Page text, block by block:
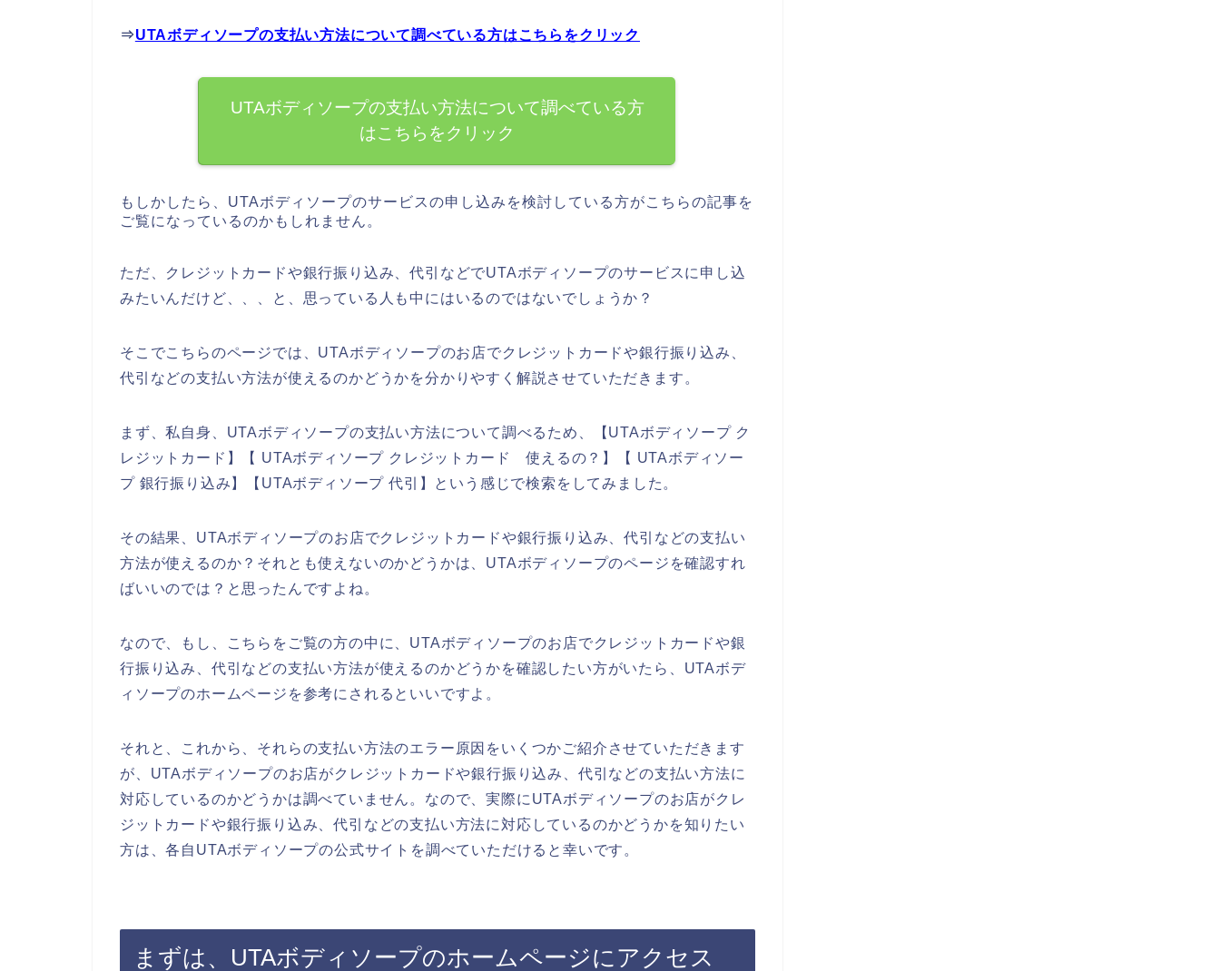
⇒UTAボディソープの支払い方法について調べている方はこちらをクリック
UTAボディソープの支払い方法について調べている方
はこちらをクリック
もしかしたら、UTAボディソープのサービスの申し込みを検討している方がこちらの記事を
ご覧になっているのかもしれません。
ただ、クレジットカードや銀行振り込み、代引などでUTAボディソープのサービスに申し込
みたいんだけど、、、と、思っている人も中にはいるのではないでしょうか？
そこでこちらのページでは、UTAボディソープのお店でクレジットカードや銀行振り込み、
代引などの支払い方法が使えるのかどうかを分かりやすく解説させていただきます。
まず、私自身、UTAボディソープの支払い方法について調べるため、【UTAボディソープ ク
レジットカード】【 UTAボディソープ クレジットカード 使えるの？】【 UTAボディソー
プ 銀行振り込み】【UTAボディソープ 代引】という感じで検索をしてみました。
その結果、UTAボディソープのお店でクレジットカードや銀行振り込み、代引などの支払い
方法が使えるのか？それとも使えないのかどうかは、UTAボディソープのページを確認すれ
ばいいのでは？と思ったんですよね。
なので、もし、こちらをご覧の方の中に、UTAボディソープのお店でクレジットカードや銀
行振り込み、代引などの支払い方法が使えるのかどうかを確認したい方がいたら、UTAボデ
ィソープのホームページを参考にされるといいですよ。
それと、これから、それらの支払い方法のエラー原因をいくつかご紹介させていただきます
が、UTAボディソープのお店がクレジットカードや銀行振り込み、代引などの支払い方法に
対応しているのかどうかは調べていません。なので、実際にUTAボディソープのお店がクレ
ジットカードや銀行振り込み、代引などの支払い方法に対応しているのかどうかを知りたい
方は、各自UTAボディソープの公式サイトを調べていただけると幸いです。
まずは、UTAボディソープのホームページにアクセス